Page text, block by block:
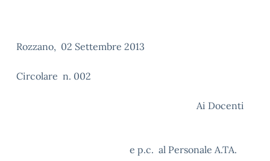
Rozzano, 02 Settembre 2013
Circolare n. 002
Ai Docenti
e p.c. al Personale A.TA.